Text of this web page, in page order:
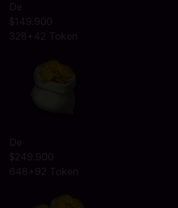
De
$149.900
328+42 Token
De
$249.900
648+92 Token